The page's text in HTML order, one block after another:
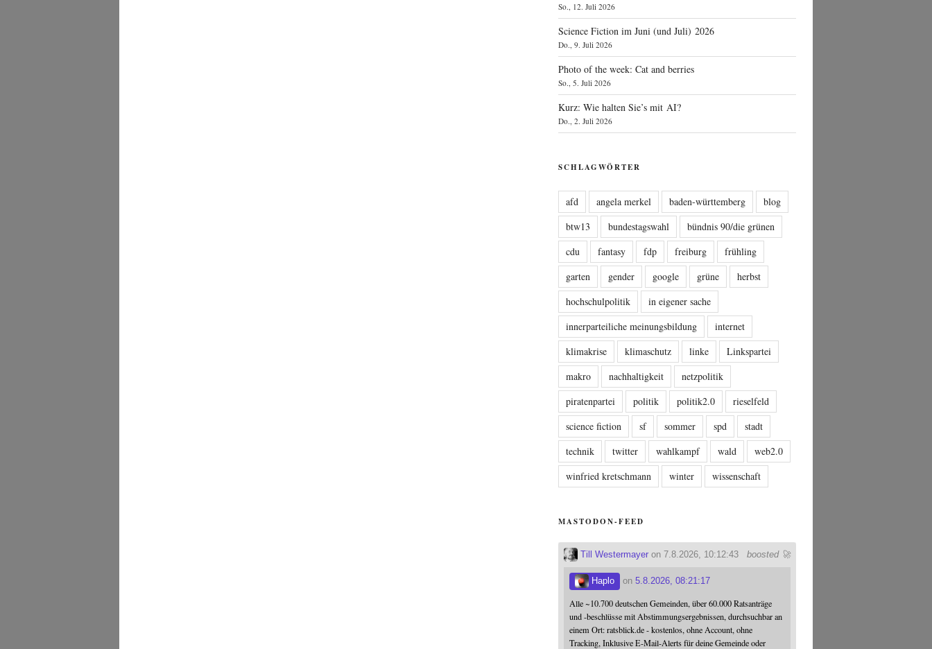
So., 12. Juli 2026
Science Fiction im Juni (und Juli) 2026
Do., 9. Juli 2026
Photo of the week: Cat and berries
So., 5. Juli 2026
Kurz: Wie halten Sie’s mit AI?
Do., 2. Juli 2026
SCHLAGWÖRTER
afd angela merkel baden-württemberg
blog
btw13
bundestagswahl
bündnis 90/die grünen
cdu
fantasy fdp freiburg
frühling
garten
gender google grüne
herbst
hochschulpolitik
in eigener sache
innerparteiliche meinungsbildung
internet
klimakrise
klimaschutz linke
Linkspartei
makro
nachhaltigkeit
netzpolitik
piratenpartei
politik politik2.0
rieselfeld
science fiction
sf sommer spd
stadt
technik
twitter wahlkampf wald
web2.0
winfried kretschmann
winter wissenschaft
MASTODON-FEED
boosted 🚀
Till Westermayer on 7.8.2026, 10:12:43
Haplo on5.8.2026, 08:21:17
Alle ~10.700 deutschen Gemeinden, über 60.000 Ratsanträge
und -beschlüsse mit Abstimmungsergebnissen, durchsuchbar an
einem Ort: ratsblick.de - kostenlos, ohne Account, ohne
Tracking, Inklusive E-Mail-Alerts für deine Gemeinde oder